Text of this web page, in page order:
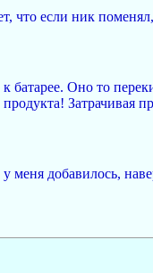
что если ник
батарее. Оно то
Затрачивая
меня добавилось,